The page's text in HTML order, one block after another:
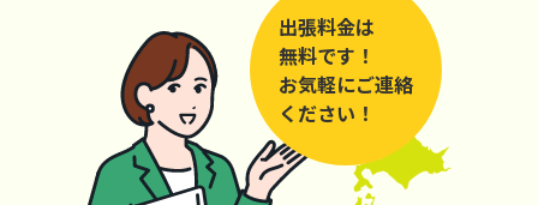
出張料金は
無料です！
お気軽にご連絡
ください！